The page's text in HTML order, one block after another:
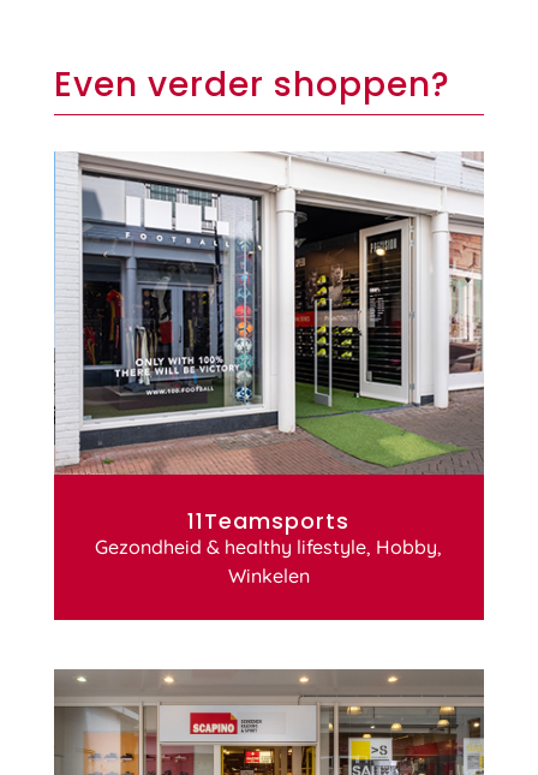
Even verder shoppen?
11Teamsports
Gezondheid & healthy lifestyle, Hobby,
Winkelen